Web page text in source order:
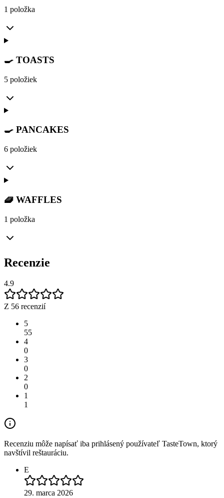
1 položka
🍳 TOASTS
5 položiek
🍳 PANCAKES
6 položiek
🧇 WAFFLES
1 položka
Recenzie
4.9
Z 56 recenzií
5
55
4
0
3
0
2
0
1
1
Recenziu môže napísať iba prihlásený používateľ TasteTown, ktorý
navštívil reštauráciu.
E
29. marca 2026